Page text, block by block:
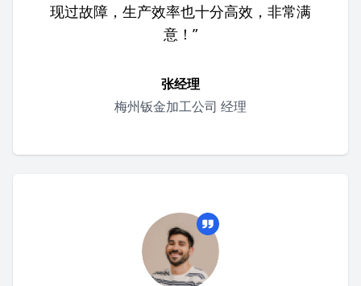
现过故障，生产效率也十分高效，非常满
意！”
张经理
梅州钣金加工公司 经理